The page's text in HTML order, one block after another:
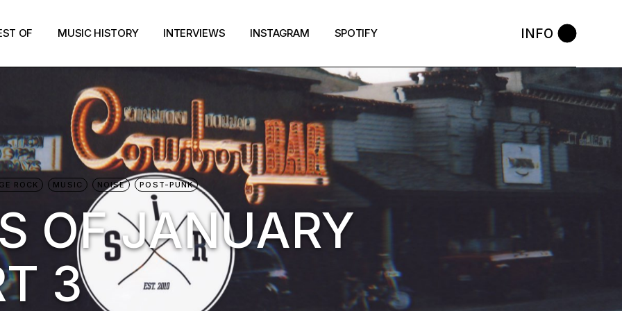
OF MUSIC HISTORY INTERVIEWS INSTAGRAM SPOTIFY INFO
ROCK MUSIC NOISE POST-PUNK
OF JANUARY
3